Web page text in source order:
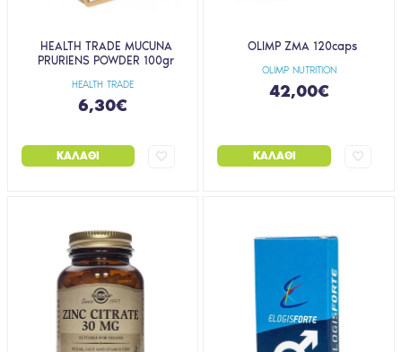
HEALTH TRADE
HEALTH TRADE MUCUNA
PRURIENS POWDER 100gr
6,30€
ΚΑΛΆΘΙ
OLIMP NUTRITION
OLIMP ZMA 120caps
42,00€
ΚΑΛΆΘΙ